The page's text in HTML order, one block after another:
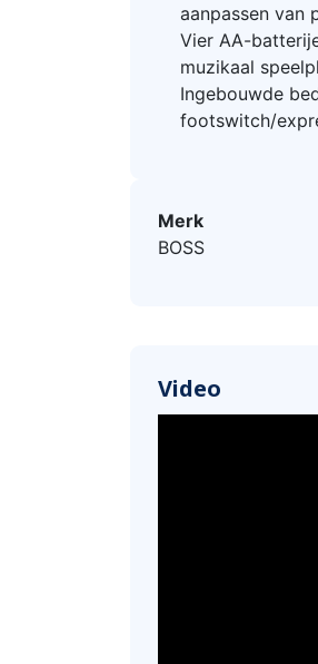
aanpassen van
Vier AA-
muzikaal
Ingebouwde
footswitch/
Merk
BOSS
Video